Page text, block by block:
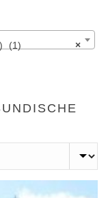
×
(1)